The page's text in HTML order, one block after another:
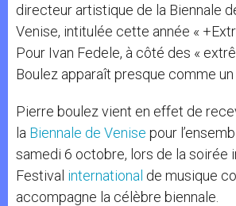
directeur artistique de la Biennale
Venise, intitulée cette année «
Pour Ivan Fedele, à côté des «
Boulez apparaît presque comme un
Pierre boulez vient en effet de
la Biennale de Venise pour
samedi 6 octobre, lors de la soirée
Festival international de musique
accompagne la célèbre biennale.